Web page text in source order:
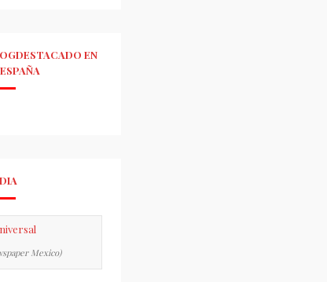
EN
Mexico)